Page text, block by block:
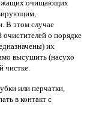
очищающих
В этом случае
очистителей о порядке
их
высушить (насухо
чистке.
или перчатки,
в контакт с